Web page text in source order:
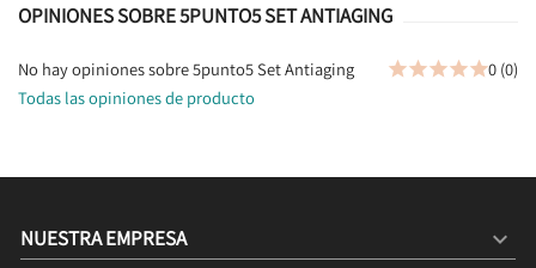
OPINIONES SOBRE 5PUNTO5 SET ANTIAGING
No hay opiniones sobre 5punto5 Set Antiaging 0 (0)
Todas las opiniones de producto
NUESTRA EMPRESA 